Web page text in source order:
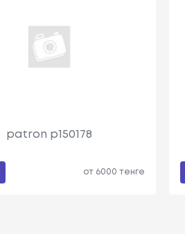
patron p150178
от 6000 тенге